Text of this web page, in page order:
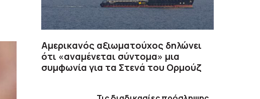
Αμερικανός αξιωματούχος δηλώνει
ότι «αναμένεται σύντομα» μια
συμφωνία για τα Στενά του Ορμούζ